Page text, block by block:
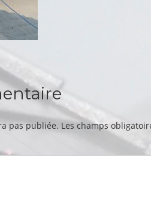
pas publiée. Les champs